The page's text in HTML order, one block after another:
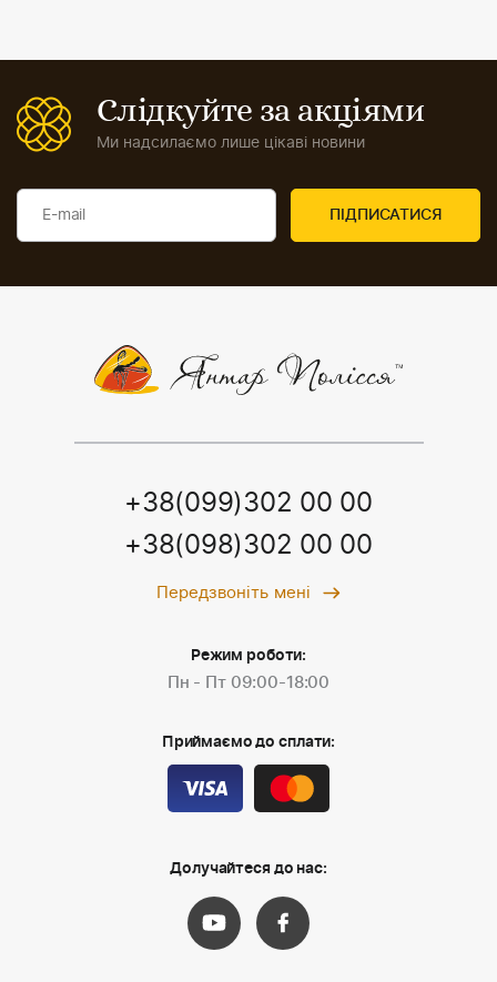
Слідкуйте за акціями
Ми надсилаємо лише цікаві новини
+38(099)302 00 00
+38(098)302 00 00
Передзвоніть мені
Режим роботи:
Пн - Пт 09:00-18:00
Приймаємо до сплати:
Долучайтеся до нас: